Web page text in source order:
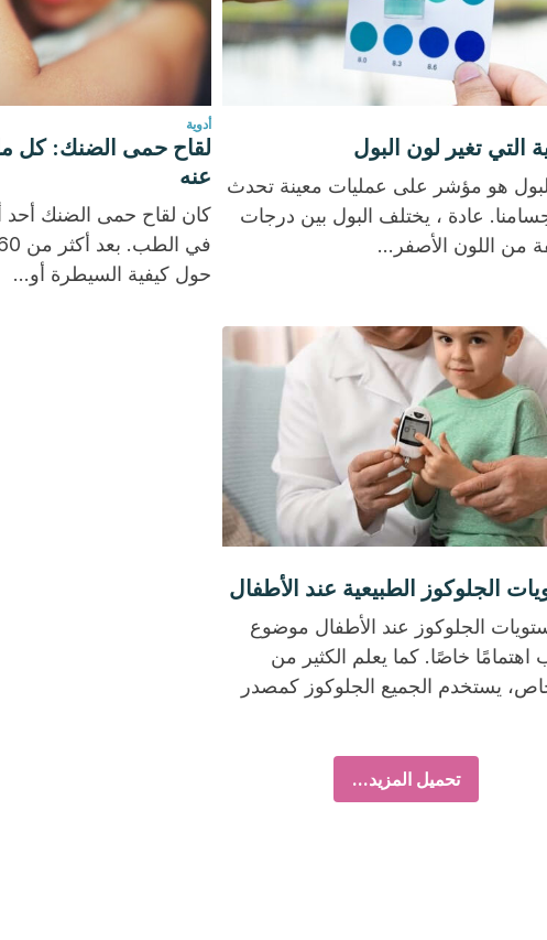
التي تغير لون البول
هو مؤشر على عمليات معينة تحدث
عادة ، يختلف البول بين درجات
من اللون الأصفر...
أدوية
لقاح حمى الضنك: كل
عنه
كان لقاح حمى الضنك
حول كيفية السيطرة أو...
الجلوكوز الطبيعية عند الأطفال
الجلوكوز عند الأطفال موضوع
اهتمامًا خاصًا. كما يعلم الكثير من
يستخدم الجميع الجلوكوز كمصدر
تحميل المزيد...